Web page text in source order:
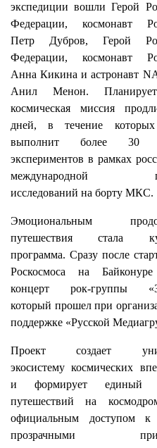
экспедиции вошли Герой
Федерации, космонавт
Петр Дубров, Герой
Федерации, космонавт
Анна Кикина и астронавт
Анил Менон.
космическая миссия
дней, в течение
выполнит более 30
экспериментов в рамках
международной
исследований на борту МКС.
Эмоциональным
путешествия стала
программа. Сразу после
Роскосмоса на Байконуре
концерт рок-группы
который прошел при
поддержке «Русской
Проект создает
экосистему космических
и формирует единый
путешествий на
официальным доступом к
прозрачными